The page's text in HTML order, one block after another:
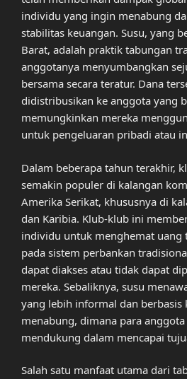
individu yang ingin menabung
stabilitas keuangan. Susu, yang
Barat, adalah praktik tabungan
anggotanya menyumbangkan
bersama secara teratur. Dana
didistribusikan ke anggota yang
memungkinkan mereka
untuk pengeluaran pribadi atau
Dalam beberapa tahun terakhir,
semakin populer di kalangan
Amerika Serikat, khususnya di
dan Karibia. Klub-klub ini
individu untuk menghemat uang
pada sistem perbankan
dapat diakses atau tidak dapat
mereka. Sebaliknya, susu
yang lebih informal dan berbasis
menabung, dimana para
mendukung dalam mencapai
Salah satu manfaat utama dari